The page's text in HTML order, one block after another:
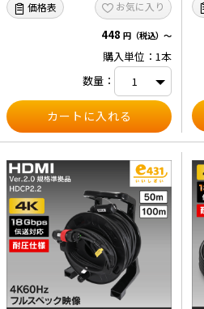
ーブル色:ブラック ・UL認証、RoHS
対応 梱包状態:個包装
価格表 お気に入り
448 円（税込）～
購入単位：1本
数量：